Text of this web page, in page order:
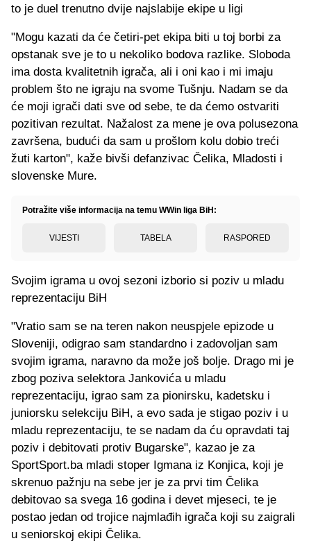
to je duel trenutno dvije najslabije ekipe u ligi
"Mogu kazati da će četiri-pet ekipa biti u toj borbi za
opstanak sve je to u nekoliko bodova razlike. Sloboda
ima dosta kvalitetnih igrača, ali i oni kao i mi imaju
problem što ne igraju na svome Tušnju. Nadam se da
će moji igrači dati sve od sebe, te da ćemo ostvariti
pozitivan rezultat. Nažalost za mene je ova polusezona
završena, budući da sam u prošlom kolu dobio treći
žuti karton", kaže bivši defanzivac Čelika, Mladosti i
slovenske Mure.
Potražite više informacija na temu WWin liga BiH:
VIJESTI TABELA RASPORED
Svojim igrama u ovoj sezoni izborio si poziv u mladu
reprezentaciju BiH
"Vratio sam se na teren nakon neuspjele epizode u
Sloveniji, odigrao sam standardno i zadovoljan sam
svojim igrama, naravno da može još bolje. Drago mi je
zbog poziva selektora Jankovića u mladu
reprezentaciju, igrao sam za pionirsku, kadetsku i
juniorsku selekciju BiH, a evo sada je stigao poziv i u
mladu reprezentaciju, te se nadam da ću opravdati taj
poziv i debitovati protiv Bugarske", kazao je za
SportSport.ba mladi stoper Igmana iz Konjica, koji je
skrenuo pažnju na sebe jer je za prvi tim Čelika
debitovao sa svega 16 godina i devet mjeseci, te je
postao jedan od trojice najmlađih igrača koji su zaigrali
u seniorskoj ekipi Čelika.